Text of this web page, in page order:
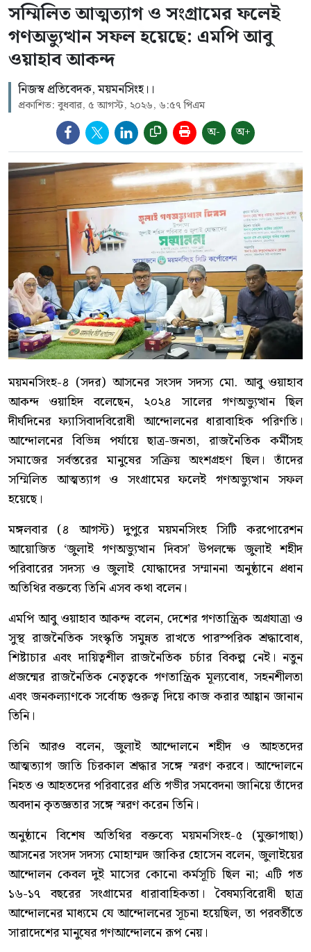
সম্মিলিত আত্মত্যাগ ও সংগ্রামের ফলেই
গণঅভ্যুত্থান সফল হয়েছে: এমপি আবু
ওয়াহাব আকন্দ
নিজস্ব প্রতিবেদক, ময়মনসিংহ।।
প্রকাশিত: বুধবার, ৫ আগস্ট, ২০২৬, ৬:৫৭ পিএম
অ- অ+
ময়মনসিংহ-৪ (সদর) আসনের সংসদ সদস্য মো. আবু ওয়াহাব
আকন্দ ওয়াহিদ বলেছেন, ২০২৪ সালের গণঅভ্যুত্থান ছিল
দীর্ঘদিনের ফ্যাসিবাদবিরোধী আন্দোলনের ধারাবাহিক পরিণতি।
আন্দোলনের বিভিন্ন পর্যায়ে ছাত্র-জনতা, রাজনৈতিক কর্মীসহ
সমাজের সর্বস্তরের মানুষের সক্রিয় অংশগ্রহণ ছিল। তাঁদের
সম্মিলিত আত্মত্যাগ ও সংগ্রামের ফলেই গণঅভ্যুত্থান সফল
হয়েছে।
মঙ্গলবার (৪ আগস্ট) দুপুরে ময়মনসিংহ সিটি করপোরেশন
আয়োজিত ‘জুলাই গণঅভ্যুত্থান দিবস’ উপলক্ষে জুলাই শহীদ
পরিবারের সদস্য ও জুলাই যোদ্ধাদের সম্মাননা অনুষ্ঠানে প্রধান
অতিথির বক্তব্যে তিনি এসব কথা বলেন।
এমপি আবু ওয়াহাব আকন্দ বলেন, দেশের গণতান্ত্রিক অগ্রযাত্রা ও
সুস্থ রাজনৈতিক সংস্কৃতি সমুন্নত রাখতে পারস্পরিক শ্রদ্ধাবোধ,
শিষ্টাচার এবং দায়িত্বশীল রাজনৈতিক চর্চার বিকল্প নেই। নতুন
প্রজন্মের রাজনৈতিক নেতৃত্বকে গণতান্ত্রিক মূল্যবোধ, সহনশীলতা
এবং জনকল্যাণকে সর্বোচ্চ গুরুত্ব দিয়ে কাজ করার আহ্বান জানান
তিনি।
তিনি আরও বলেন, জুলাই আন্দোলনে শহীদ ও আহতদের
আত্মত্যাগ জাতি চিরকাল শ্রদ্ধার সঙ্গে স্মরণ করবে। আন্দোলনে
নিহত ও আহতদের পরিবারের প্রতি গভীর সমবেদনা জানিয়ে তাঁদের
অবদান কৃতজ্ঞতার সঙ্গে স্মরণ করেন তিনি।
অনুষ্ঠানে বিশেষ অতিথির বক্তব্যে ময়মনসিংহ-৫ (মুক্তাগাছা)
আসনের সংসদ সদস্য মোহাম্মদ জাকির হোসেন বলেন, জুলাইয়ের
আন্দোলন কেবল দুই মাসের কোনো কর্মসূচি ছিল না; এটি গত
১৬-১৭ বছরের সংগ্রামের ধারাবাহিকতা। বৈষম্যবিরোধী ছাত্র
আন্দোলনের মাধ্যমে যে আন্দোলনের সূচনা হয়েছিল, তা পরবর্তীতে
সারাদেশের মানুষের গণআন্দোলনে রূপ নেয়।